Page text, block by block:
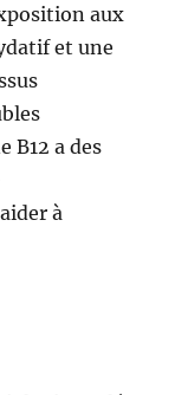
aux
et une
B12 a des
à